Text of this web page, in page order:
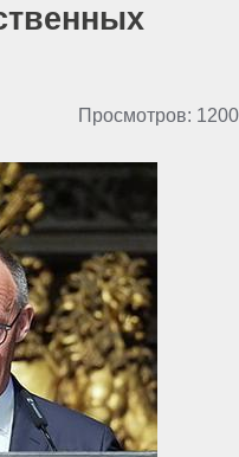
Просмотров: 1200